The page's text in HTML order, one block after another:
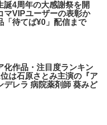
誕4周年の大感謝祭を開
VIPユーザーの表彰か
「待てば¥0」配信まで
化作品・注目度ランキン
は石原さとみ主演の『ア
デレラ 病院薬剤師 葵みど